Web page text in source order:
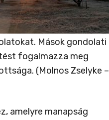
Mások gondolati
fogalmazza meg
(Molnos Zselyke –
amelyre manapság